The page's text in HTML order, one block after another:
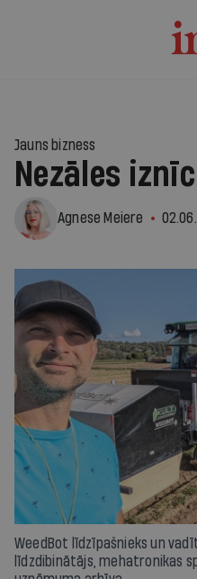
Jauns bizness
Nezāles
Agnese Meiere
WeedBot līdzīpašnieks un
līdzdibinātājs, mehatronikas